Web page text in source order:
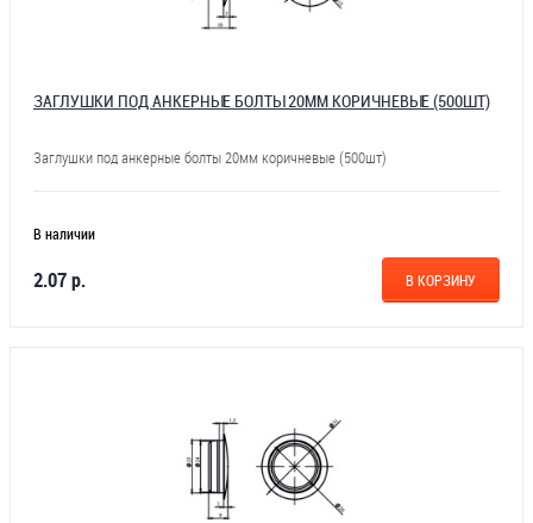
ЗАГЛУШКИ ПОД АНКЕРНЫЕ БОЛТЫ 20ММ КОРИЧНЕВЫЕ (500ШТ)
Заглушки под анкерные болты 20мм коричневые (500шт)
В наличии
2.07 р. В КОРЗИНУ